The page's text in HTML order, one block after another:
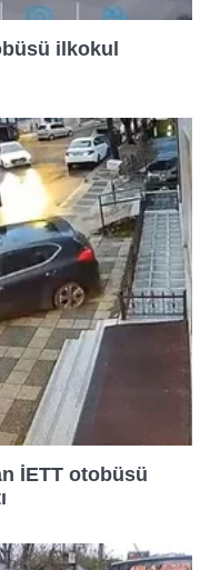
kullanılacaktır.
yer alan panel
Bilgilendirme
Kanunu uyarınca
okumak ve sitemizde
çerezlerle ilgili bilgi
ilkokul
İETT otobüsü